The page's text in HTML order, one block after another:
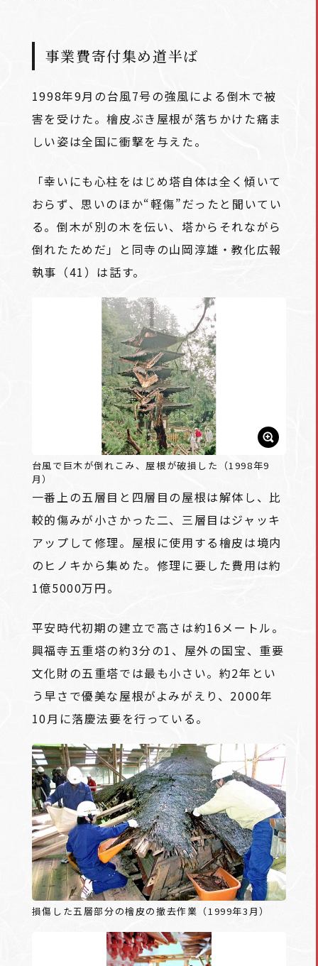
事業費寄付集め道半ば
1998年9月の台風7号の強風による倒木で被
害を受けた。檜皮ぶき屋根が落ちかけた痛ま
しい姿は全国に衝撃を与えた。
「幸いにも心柱をはじめ塔自体は全く傾いて
おらず、思いのほか“軽傷”だったと聞いてい
る。倒木が別の木を伝い、塔からそれながら
倒れたためだ」と同寺の山岡淳雄・教化広報
執事（41）は話す。
台風で巨木が倒れこみ、屋根が破損した（1998年9
月）
一番上の五層目と四層目の屋根は解体し、比
較的傷みが小さかった二、三層目はジャッキ
アップして修理。屋根に使用する檜皮は境内
のヒノキから集めた。修理に要した費用は約
1億5000万円。
平安時代初期の建立で高さは約16メートル。
興福寺五重塔の約3分の1、屋外の国宝、重要
文化財の五重塔では最も小さい。約2年とい
う早さで優美な屋根がよみがえり、2000年
10月に落慶法要を行っている。
損傷した五層部分の檜皮の撤去作業（1999年3月）